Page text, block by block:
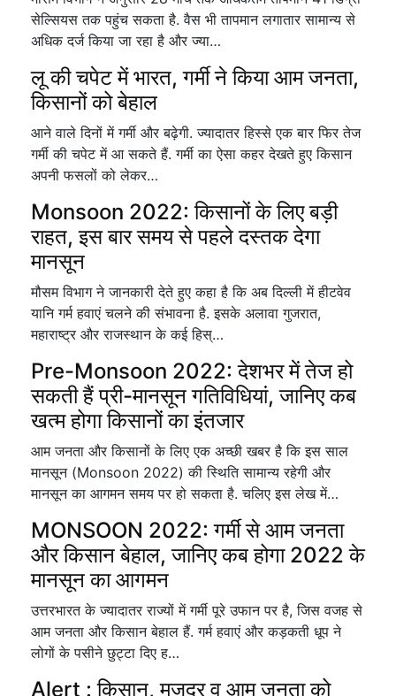
सेल्सियस तक पहुंच सकता है. वैस भी तापमान लगातार सामान्य से
अधिक दर्ज किया जा रहा है और ज्या…
लू की चपेट में भारत, गर्मी ने किया आम जनता,
किसानों को बेहाल
आने वाले दिनों में गर्मी और बढ़ेगी. ज्यादातर हिस्से एक बार फिर तेज
गर्मी की चपेट में आ सकते हैं. गर्मी का ऐसा कहर देखते हुए किसान
अपनी फसलों को लेकर…
Monsoon 2022: किसानों के लिए बड़ी
राहत, इस बार समय से पहले दस्तक देगा
मानसून
मौसम विभाग ने जानकारी देते हुए कहा है कि अब दिल्ली में हीटवेव
यानि गर्म हवाएं चलने की संभावना है. इसके अलावा गुजरात,
महाराष्ट्र और राजस्थान के कई हिस्…
Pre-Monsoon 2022: देशभर में तेज हो
सकती हैं प्री-मानसून गतिविधियां, जानिए कब
खत्म होगा किसानों का इंतजार
आम जनता और किसानों के लिए एक अच्छी खबर है कि इस साल
मानसून (Monsoon 2022) की स्थिति सामान्य रहेगी और
मानसून का आगमन समय पर हो सकता है. चलिए इस लेख में…
MONSOON 2022: गर्मी से आम जनता
और किसान बेहाल, जानिए कब होगा 2022 के
मानसून का आगमन
उत्तरभारत के ज्यादातर राज्यों में गर्मी पूरे उफान पर है, जिस वजह से
आम जनता और किसान बेहाल हैं. गर्म हवाएं और कड़कती धूप ने
लोगों के पसीने छुट्टा दिए ह…
Alert : किसान, मजदूर व आम जनता को